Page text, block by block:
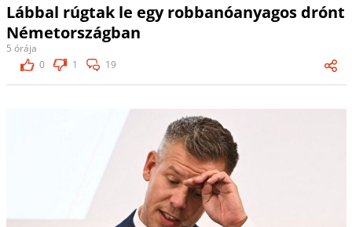
Lábbal rúgtak le egy robbanóanyagos drónt
Németországban
5 órája
0
1 19